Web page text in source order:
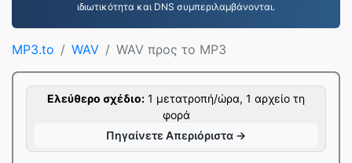
ιδιωτικότητα και DNS συμπεριλαμβάνονται.
MP3.to WAV WAV προς το MP3
Ελεύθερο σχέδιο: 1 μετατροπή/ώρα, 1 αρχείο τη
φορά
Πηγαίνετε Απεριόριστα →